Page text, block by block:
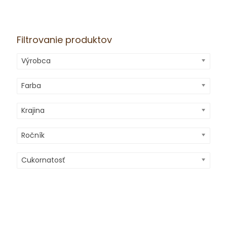
Filtrovanie produktov
Výrobca
Farba
Krajina
Ročník
Cukornatosť